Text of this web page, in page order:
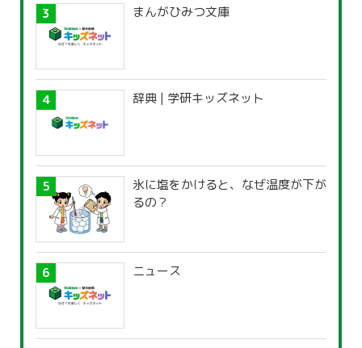
まんがひみつ文庫
辞典 | 学研キッズネット
氷に塩をかけると、なぜ温度が下が
るの？
ニュース